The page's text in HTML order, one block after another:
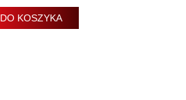
DO KOSZYKA